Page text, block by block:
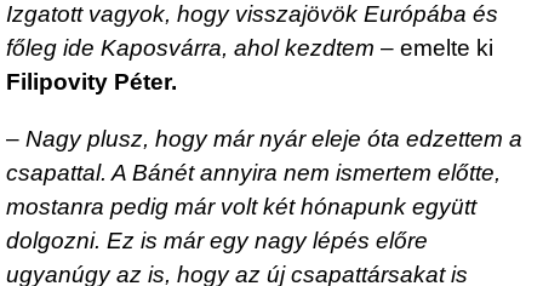
Izgatott vagyok, hogy visszajövök Európába és
főleg ide Kaposvárra, ahol kezdtem – emelte ki
Filipovity Péter.
– Nagy plusz, hogy már nyár eleje óta edzettem a
csapattal. A Bánét annyira nem ismertem előtte,
mostanra pedig már volt két hónapunk együtt
dolgozni. Ez is már egy nagy lépés előre
ugyanúgy az is, hogy az új csapattársakat is